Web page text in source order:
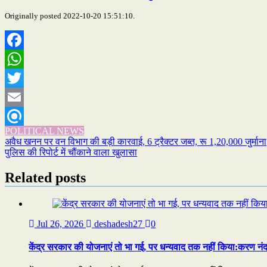
Originally posted 2022-10-20 15:51:10.
Facebook
WhatsApp
Twitter
Email
Refind
POLITICAL NEWS
Post
navigation
अवैध खनन पर वन विभाग की बड़ी कारवाई, 6 ट्रैक्टर जब्त, रू 1,20,000 जुर्माना
पुलिस की रिपोर्ट में चौंकाने वाला खुलासा
Related posts
Jul 26, 2026 deshadesh27 0
केंद्र सरकार की योजनाएं तो भा गई, पर धन्यवाद तक नहीं किया:करण